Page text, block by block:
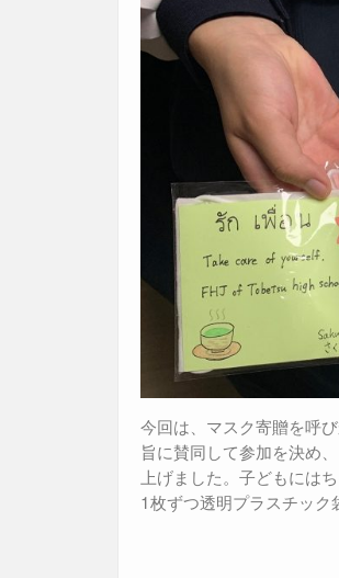
今回は、マスク寄贈を呼
旨に賛同して参加を決め
上げました。子どもには
1枚ずつ透明プラスチック